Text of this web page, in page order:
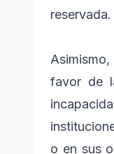
reservada.
favor de
o en sus